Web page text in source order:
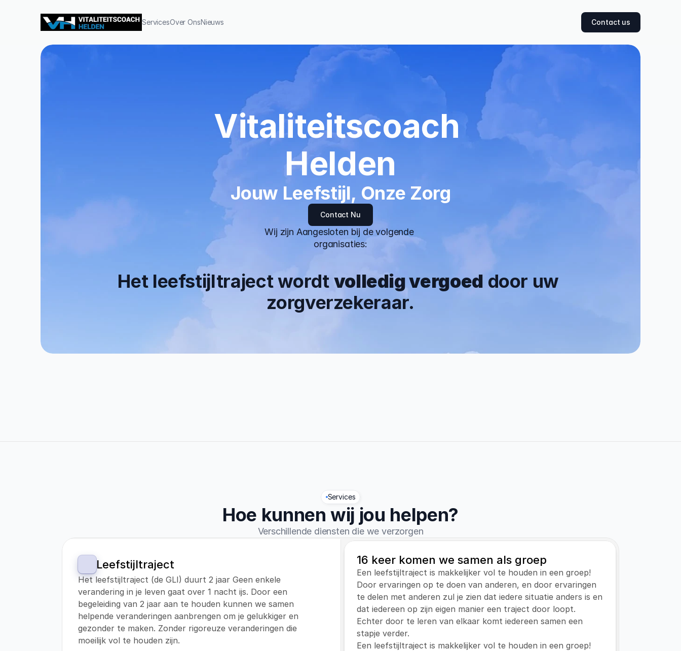
ServicesOver OnsNieuws Contact us
Vitaliteitscoach
Helden
Jouw Leefstijl, Onze Zorg
Contact Nu
Wij zijn Aangesloten bij de volgende
organisaties:
Het leefstijltraject wordt volledig vergoed door uw
zorgverzekeraar.
Services
Hoe kunnen wij jou helpen?
Verschillende diensten die we verzorgen
Leefstijltraject
Het leefstijltraject (de GLI) duurt 2 jaar Geen enkele
verandering in je leven gaat over 1 nacht ijs. Door een
begeleiding van 2 jaar aan te houden kunnen we samen
helpende veranderingen aanbrengen om je gelukkiger en
gezonder te maken. Zonder rigoreuze veranderingen die
moeilijk vol te houden zijn.
16 keer komen we samen als groep
Een leefstijltraject is makkelijker vol te houden in een groep!
Door ervaringen op te doen van anderen, en door ervaringen
te delen met anderen zul je zien dat iedere situatie anders is en
dat iedereen op zijn eigen manier een traject door loopt.
Echter door te leren van elkaar komt iedereen samen een
stapje verder.
Een leefstijltraject is makkelijker vol te houden in een groep!